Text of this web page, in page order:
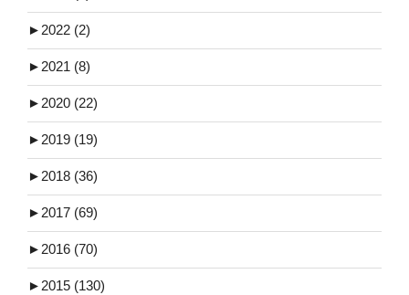
► 2022 (2)
► 2021 (8)
► 2020 (22)
► 2019 (19)
► 2018 (36)
► 2017 (69)
► 2016 (70)
► 2015 (130)